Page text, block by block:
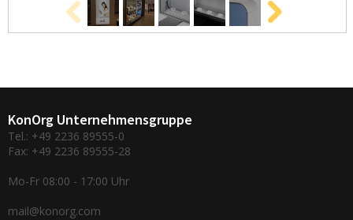
KonOrg Unternehmensgruppe
Tel.: +49 2236 89555-0
Fax: +49 2236 89555-28
Mo-Fr 08:00 - 17:00 Uhr
mail@konorg.com